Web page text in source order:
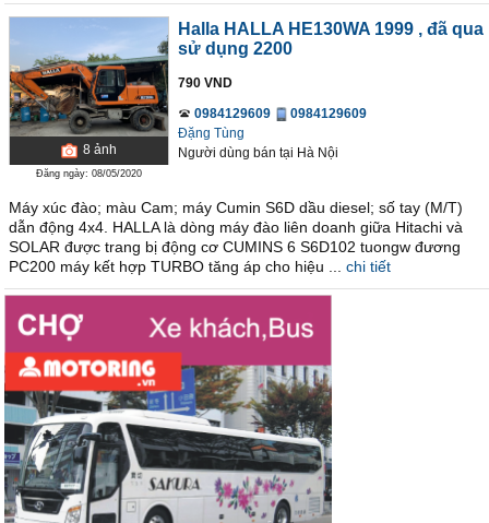
8 ảnh
Đăng ngày: 08/05/2020
Halla HALLA HE130WA 1999 , đã qua
sử dụng 2200
790 VND
0984129609
0984129609
Đặng Tùng
Người dùng bán tại Hà Nội
Máy xúc đào; màu Cam; máy Cumin S6D dầu diesel; số tay (M/T)
dẫn động 4x4. HALLA là dòng máy đào liên doanh giữa Hitachi và
SOLAR được trang bị động cơ CUMINS 6 S6D102 tuongw đương
PC200 máy kết hợp TURBO tăng áp cho hiệu ...
chi tiết